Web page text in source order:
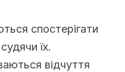
спостерігати
їх.
відчуття